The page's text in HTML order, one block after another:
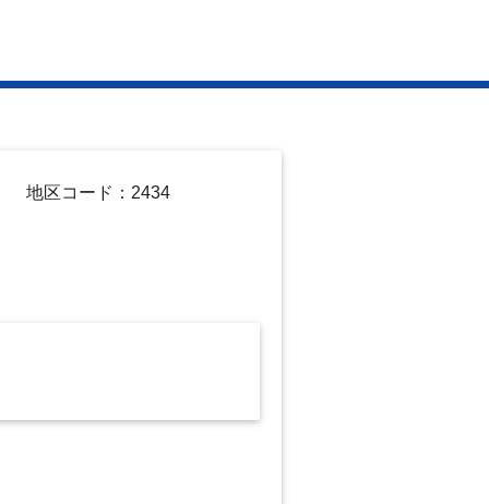
地区コード：2434